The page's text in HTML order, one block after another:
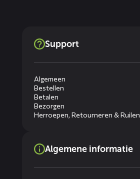
Support
Algemeen
Bestellen
Betalen
Bezorgen
Herroepen, Retourneren & Ruilen
Algemene informatie